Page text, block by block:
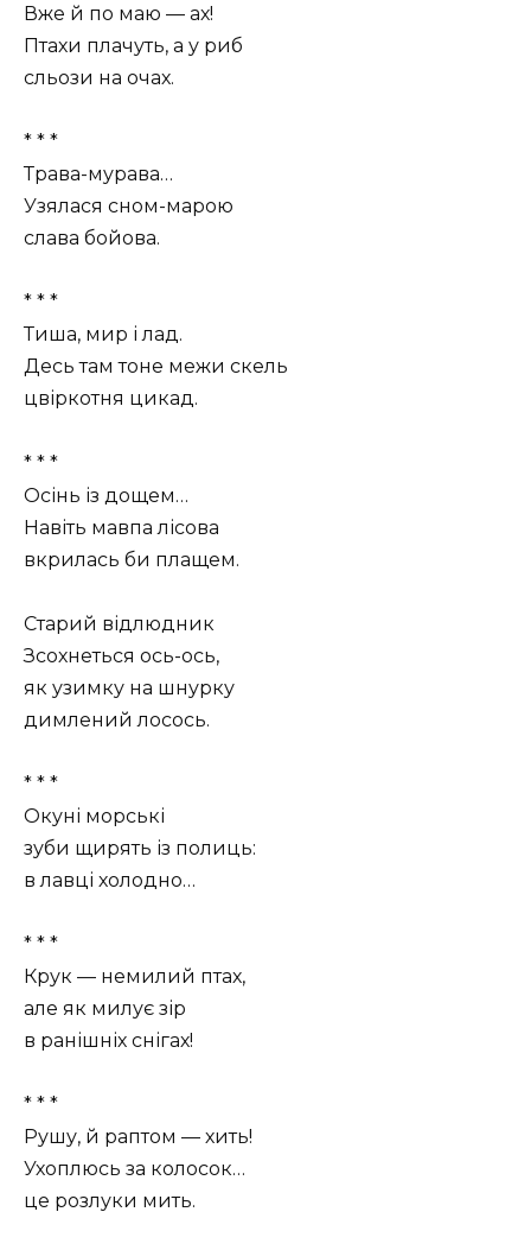
Вже й по маю — ах!
Птахи плачуть, а у риб
сльози на очах.
* * *
Трава-мурава…
Узялася сном-марою
слава бойова.
* * *
Тиша, мир і лад.
Десь там тоне межи скель
цвіркотня цикад.
* * *
Осінь із дощем…
Навіть мавпа лісова
вкрилась би плащем.
Старий відлюдник
Зсохнеться ось-ось,
як узимку на шнурку
димлений лосось.
* * *
Окуні морські
зуби щирять із полиць:
в лавці холодно…
* * *
Крук — немилий птах,
але як милує зір
в ранішніх снігах!
* * *
Рушу, й раптом — хить!
Ухоплюсь за колосок…
це розлуки мить.